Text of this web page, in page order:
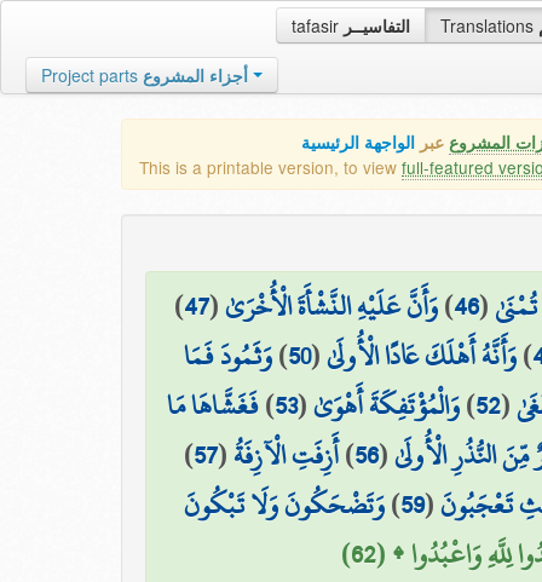
tafasir التفاسيــر Translations
Project parts أجزاء المشروع
المشروع عبر الواجهة الرئيسية
This is a printable version, to view full-featured
(
46
)وَأَنَّ عَلَيْهِ النَّشْأَةَ الْأُخْرَىٰ(
47
)
)وَأَنَّهُ أَهْلَكَ عَادًا الْأُولَىٰ(
50
)وَثَمُودَ فَمَا
(
52
)وَالْمُؤْتَفِكَةَ أَهْوَىٰ(
53
)فَغَشَّاهَا مَا
النُّذُرِ الْأُولَىٰ(
56
)أَزِفَتِ الْآزِفَةُ(
57
)
تَعْجَبُونَ(
59
)وَتَضْحَكُونَ وَلَا تَبْكُونَ
لِلَّهِ وَاعْبُدُوا ۩ (62)